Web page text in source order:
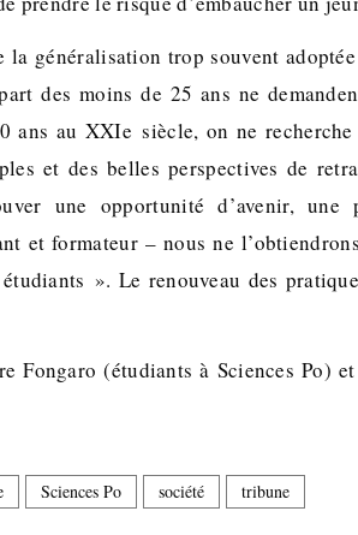
généralisation trop souvent
des moins de 25 ans ne
ans au XXIe siècle, on ne
et des belles perspectives de
une opportunité d’avenir, une
et formateur – nous ne
». Le renouveau des
Fongaro (étudiants à Sciences Po)
Sciences Po société tribune